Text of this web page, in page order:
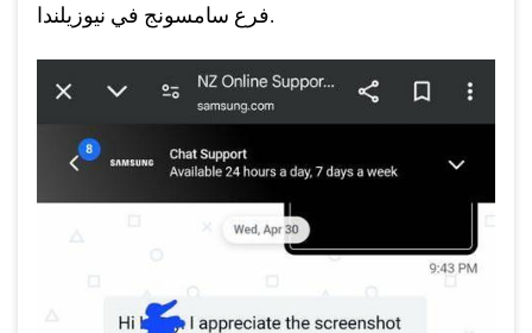
فرع سامسونج في نيوزيلندا.